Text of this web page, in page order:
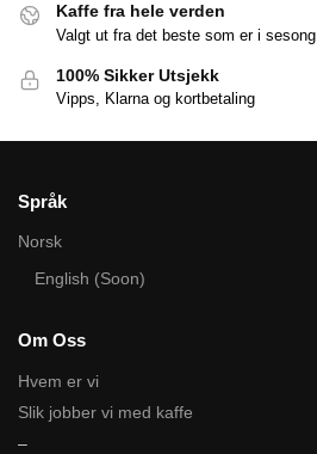
Kaffe fra hele verden
Valgt ut fra det beste som er i sesong
100% Sikker Utsjekk
Vipps, Klarna og kortbetaling
Språk
Norsk
English (Soon)
Om Oss
Hvem er vi
Slik jobber vi med kaffe
–